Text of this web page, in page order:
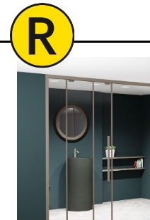
Home /